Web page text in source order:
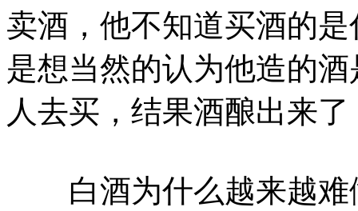
卖酒，他不知道买酒的
是想当然的认为他造的
人去买，结果酒酿出来
白酒为什么越来越难